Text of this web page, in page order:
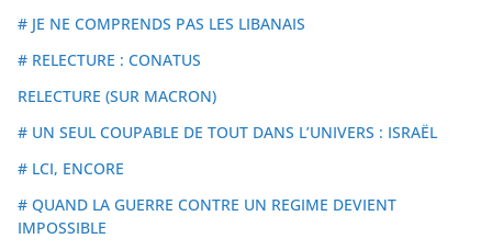
# JE NE COMPRENDS PAS LES LIBANAIS
# RELECTURE : CONATUS
RELECTURE (SUR MACRON)
# UN SEUL COUPABLE DE TOUT DANS L’UNIVERS : ISRAËL
# LCI, ENCORE
# QUAND LA GUERRE CONTRE UN REGIME DEVIENT
IMPOSSIBLE